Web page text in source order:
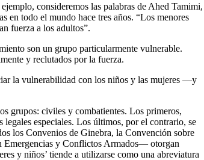
consideremos las palabras de Ahed Tamimi,
en todo el mundo hace tres años. “Los menores
fuerza a los adultos”.
son un grupo particularmente vulnerable.
y reclutados por la fuerza.
la vulnerabilidad con los niños y las mujeres —y
grupos: civiles y combatientes. Los primeros,
especiales. Los últimos, por el contrario, se
los Convenios de Ginebra, la Convención sobre
Emergencias y Conflictos Armados— otorgan
y niños’ tiende a utilizarse como una abreviatura